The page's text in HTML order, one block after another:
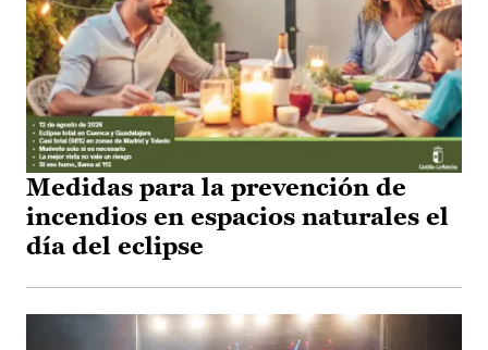
Medidas para la prevención de
incendios en espacios naturales el
día del eclipse